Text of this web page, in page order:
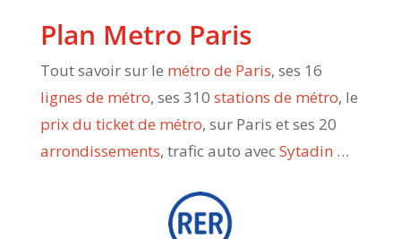
Plan Metro Paris
Tout savoir sur le métro de Paris, ses 16
lignes de métro, ses 310 stations de métro, le
prix du ticket de métro, sur Paris et ses 20
arrondissements, trafic auto avec Sytadin …